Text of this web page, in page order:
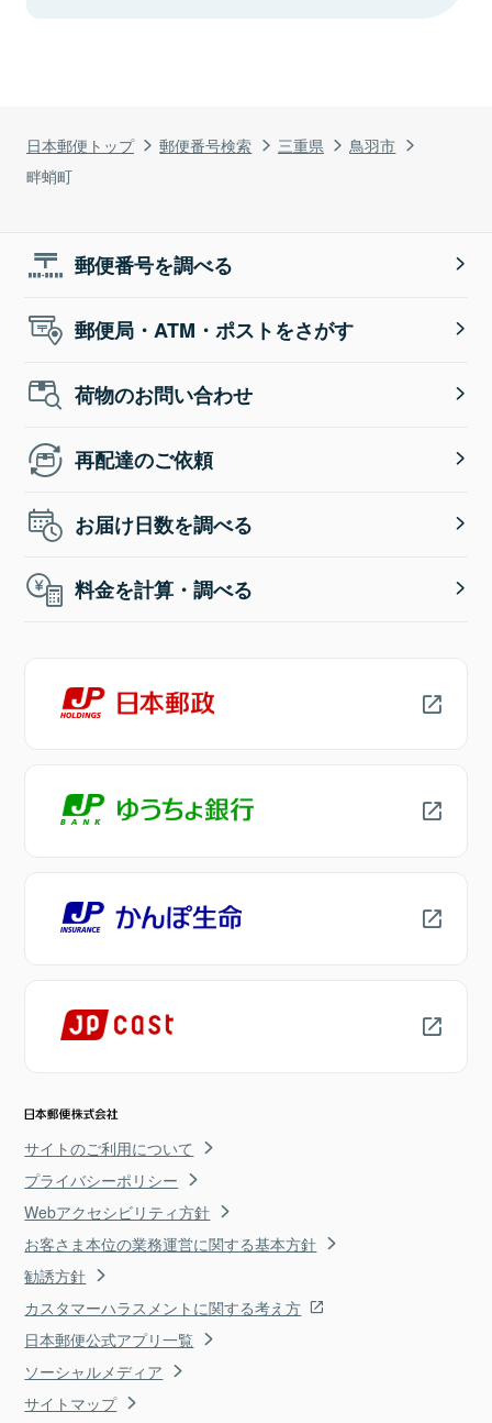
日本郵便トップ 郵便番号検索 三重県
鳥羽市
畔蛸町
郵便番号を調べる
郵便局・ATM・ポストをさがす
荷物のお問い合わせ
再配達のご依頼
お届け日数を調べる
料金を計算・調べる
サイトのご利用について
プライバシーポリシー
Webアクセシビリティ方針
お客さま本位の業務運営に関する基本方針
勧誘方針
カスタマーハラスメントに関する考え方
日本郵便公式アプリ一覧
ソーシャルメディア
サイトマップ